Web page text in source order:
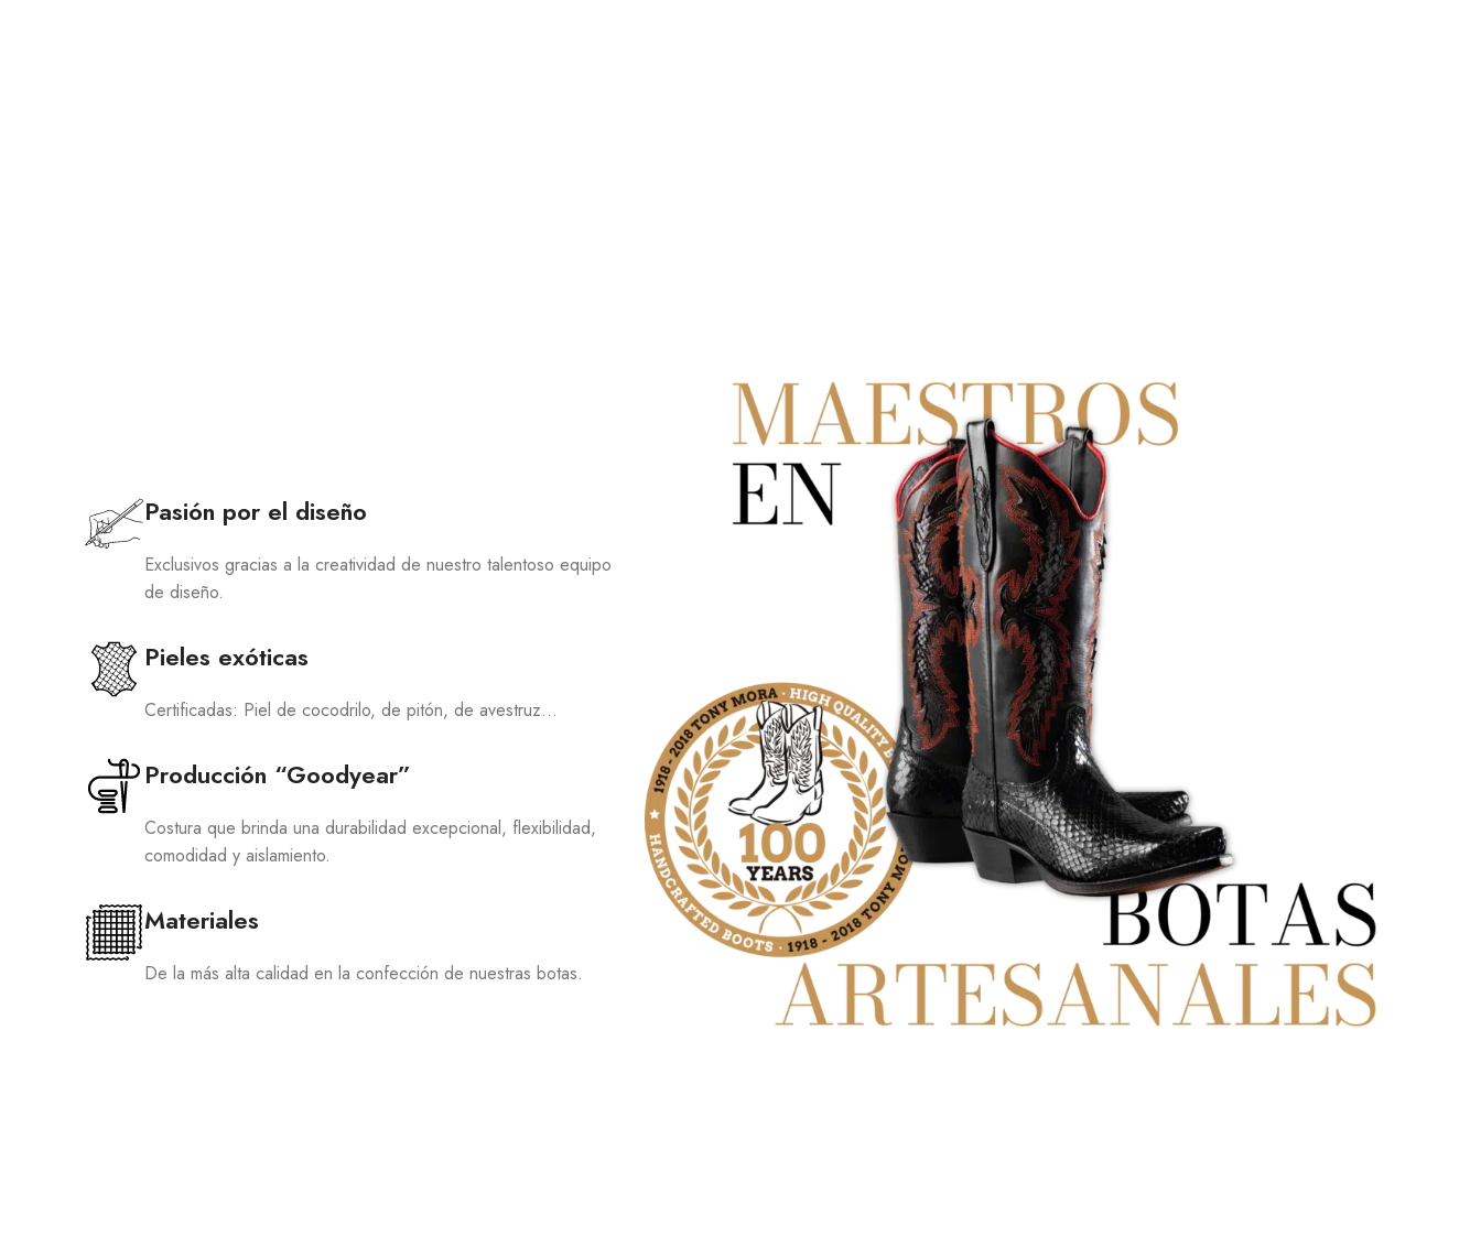
Pasión por el diseño
Exclusivos gracias a la creatividad de nuestro talentoso equipo
de diseño.
Pieles exóticas
Certificadas: Piel de cocodrilo, de pitón, de avestruz…
Producción “Goodyear”
Costura que brinda una durabilidad excepcional, flexibilidad,
comodidad y aislamiento.
Materiales
De la más alta calidad en la confección de nuestras botas.